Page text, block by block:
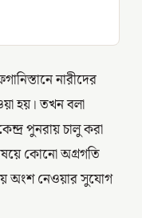
নারীদের
হয়। তখন বলা
পুনরায় চালু করা
কোনো অগ্রগতি
অংশ নেওয়ার সুযোগ